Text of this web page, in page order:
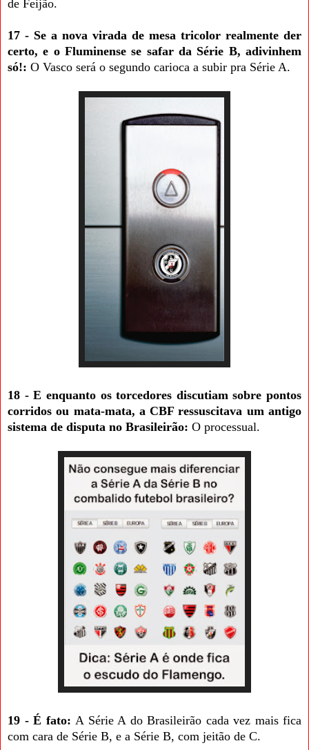
de Feijão.
17 - Se a nova virada de mesa tricolor realmente der
certo, e o Fluminense se safar da Série B, adivinhem
só!: O Vasco será o segundo carioca a subir pra Série A.
18 - E enquanto os torcedores discutiam sobre pontos
corridos ou mata-mata, a CBF ressuscitava um antigo
sistema de disputa no Brasileirão: O processual.
19 - É fato: A Série A do Brasileirão cada vez mais fica
com cara de Série B, e a Série B, com jeitão de C.